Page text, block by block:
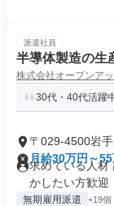
派遣社員
半導体製造の生
株式会社オープンア
30代・40代活躍
〒029-4500岩
月給30万円～
求めている人
かしたい方歓迎
無期雇用派遣 +19個